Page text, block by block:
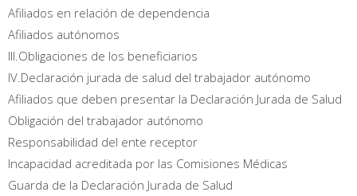
Afiliados en relación de dependencia
Afiliados autónomos
III.Obligaciones de los beneficiarios
IV.Declaración jurada de salud del trabajador autónomo
Afiliados que deben presentar la Declaración Jurada de Salud
Obligación del trabajador autónomo
Responsabilidad del ente receptor
Incapacidad acreditada por las Comisiones Médicas
Guarda de la Declaración Jurada de Salud